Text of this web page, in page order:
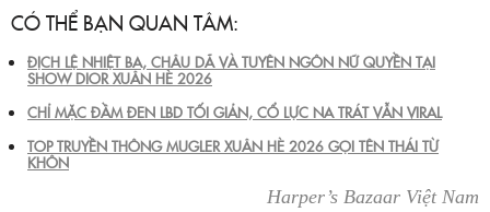
CÓ THỂ BẠN QUAN TÂM:
ĐỊCH LỆ NHIỆT BA, CHÂU DÃ VÀ TUYÊN NGÔN NỮ QUYỀN TẠI
SHOW DIOR XUÂN HÈ 2026
CHỈ MẶC ĐẦM ĐEN LBD TỐI GIẢN, CỔ LỰC NA TRÁT VẪN VIRAL
TOP TRUYỀN THÔNG MUGLER XUÂN HÈ 2026 GỌI TÊN THÁI TỪ
KHÔN
Harper’s Bazaar Việt Nam